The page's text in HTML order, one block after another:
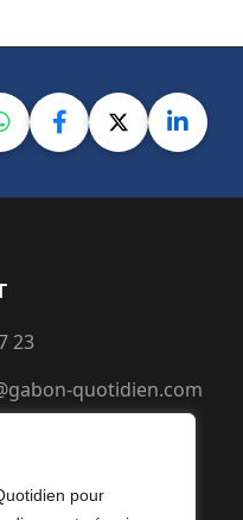
pour
23
quotidien.com